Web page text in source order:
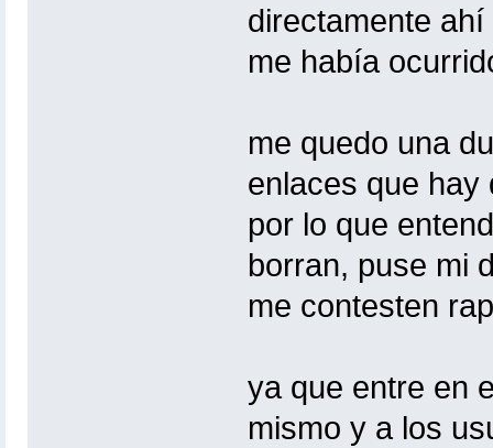
directamente
me había
me quedo una
enlaces que hay
por lo que
borran, puse mi
me contesten
ya que entre en
mismo y a los